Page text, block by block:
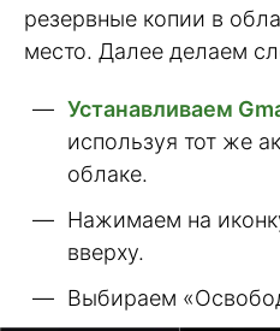
резервные копии в
место. Далее делаем
Устанавливаем
используя тот же
облаке.
Нажимаем на
вверху.
Выбираем